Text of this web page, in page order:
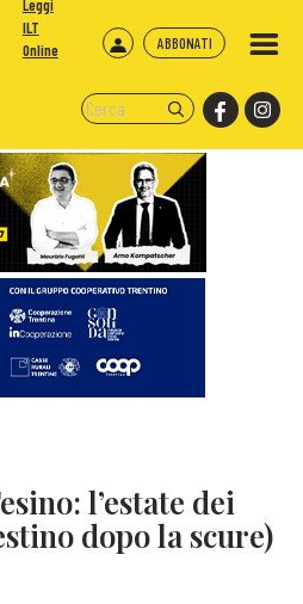
ABBONATI
Leggi
ILT
Online
l’estate dei
dopo la scure)